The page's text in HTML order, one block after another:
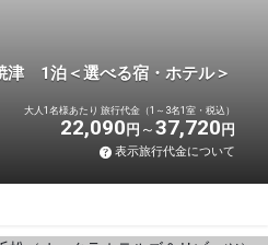
1泊＜選べる宿・ホテル＞
大人1名様あたり 旅行代金（1～3名1室・税込）
22,090 円 37,720 円
表示旅行代金について